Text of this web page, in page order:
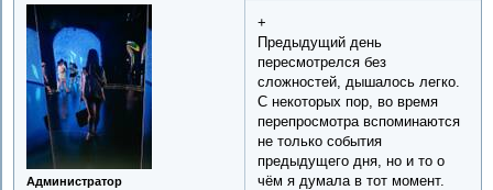
Администратор
+
Предыдущий день
пересмотрелся без
сложностей, дышалось легко.
С некоторых пор, во время
перепросмотра вспоминаются
не только события
предыдущего дня, но и то о
чём я думала в тот момент.